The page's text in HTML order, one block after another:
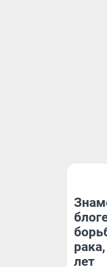
лет